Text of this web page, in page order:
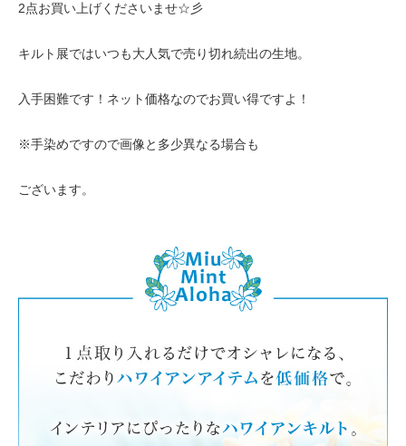
2点お買い上げくださいませ☆彡
キルト展ではいつも大人気で売り切れ続出の生地。
入手困難です！ネット価格なのでお買い得ですよ！
※手染めですので画像と多少異なる場合も
ございます。